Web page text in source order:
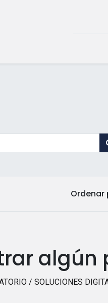
Ordenar
algún
/ SOLUCIONES